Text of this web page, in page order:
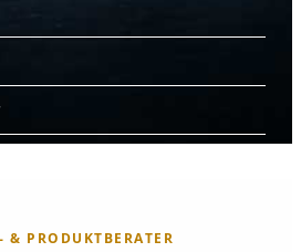
& PRODUKTBERATER